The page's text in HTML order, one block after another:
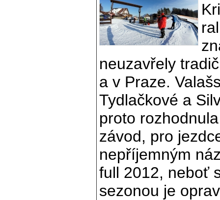
neuzavřely
a v Praze.
Tydlačkové a
proto
závod, pro
nepříjemným
full 2012, neboť
sezonou je